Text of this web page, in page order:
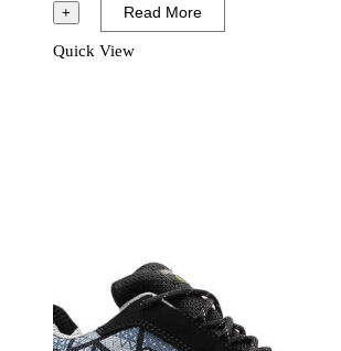
I-
Shoe
+ Read More
Quick View